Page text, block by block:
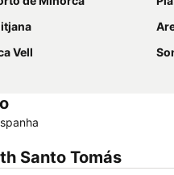
Vell
Santo Tomás